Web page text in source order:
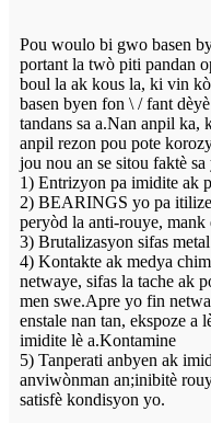
Pou woulo bi gwo basen
portant la twò piti pandan
boul la ak kous la, ki vin
basen byen fon \ / fant
tandans sa a.Nan anpil ka,
anpil rezon pou pote
jou nou an se sitou faktè sa
1) Entrizyon pa imidite ak
2) BEARINGS yo pa
peryòd la anti-rouye, mank
3) Brutalizasyon sifas
4) Kontakte ak medya
netwaye, sifas la tache ak
men swe.Apre yo fin
enstale nan tan, ekspoze a
imidite lè a.Kontamine
5) Tanperati anbyen ak
anviwònman an;inibitè
satisfè kondisyon yo.